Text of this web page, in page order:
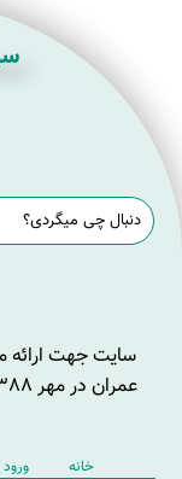
سایت جهت ارائه
خانه ورود